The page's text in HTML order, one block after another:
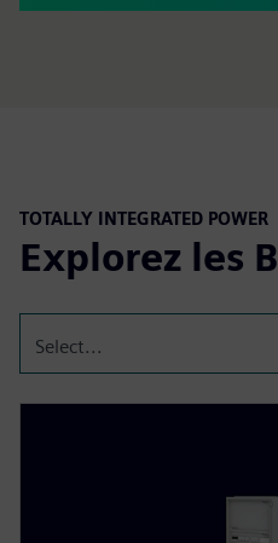
TOTALLY INTEGRATED POWER
Explorez les
Select...